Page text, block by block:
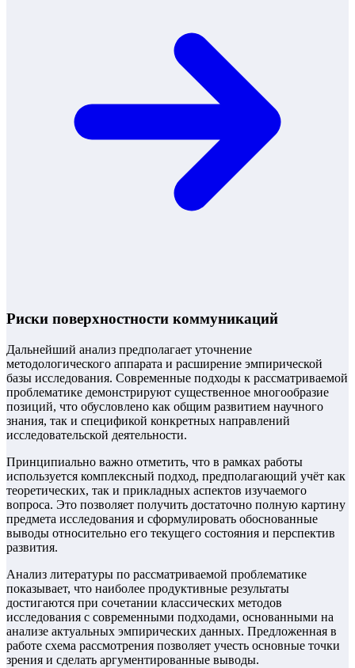
Риски поверхностности коммуникаций
Дальнейший анализ предполагает уточнение
методологического аппарата и расширение эмпирической
базы исследования. Современные подходы к рассматриваемой
проблематике демонстрируют существенное многообразие
позиций, что обусловлено как общим развитием научного
знания, так и спецификой конкретных направлений
исследовательской деятельности.
Принципиально важно отметить, что в рамках работы
используется комплексный подход, предполагающий учёт как
теоретических, так и прикладных аспектов изучаемого
вопроса. Это позволяет получить достаточно полную картину
предмета исследования и сформулировать обоснованные
выводы относительно его текущего состояния и перспектив
развития.
Анализ литературы по рассматриваемой проблематике
показывает, что наиболее продуктивные результаты
достигаются при сочетании классических методов
исследования с современными подходами, основанными на
анализе актуальных эмпирических данных. Предложенная в
работе схема рассмотрения позволяет учесть основные точки
зрения и сделать аргументированные выводы.